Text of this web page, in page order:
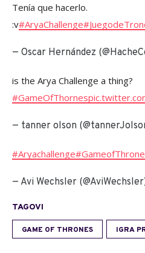
Tenía que hacerlo.
:v#AryaChallenge
— Oscar Hernández
is the Arya Challenge a thing?
#GameOfThornes
— tanner olson
#Aryachallenge
— Avi Wechsler
TAGOVI
GAME OF THRONES IGRA